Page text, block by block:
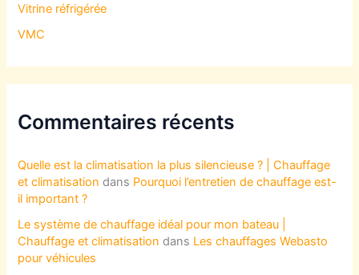
Vitrine réfrigérée
VMC
Commentaires récents
Quelle est la climatisation la plus silencieuse ? | Chauffage
et climatisation dans Pourquoi l’entretien de chauffage est-
il important ?
Le système de chauffage idéal pour mon bateau |
Chauffage et climatisation dans Les chauffages Webasto
pour véhicules